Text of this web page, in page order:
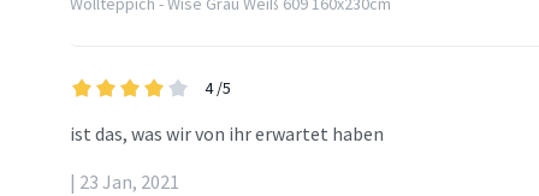
4 /5
ist das, was wir von ihr erwartet haben
| 23 Jan, 2021